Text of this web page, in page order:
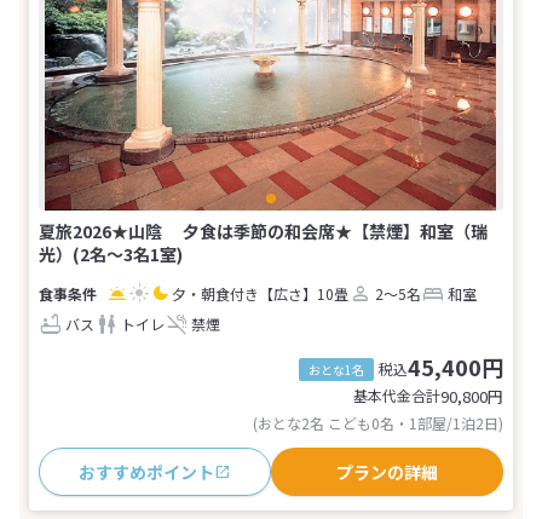
夏旅2026★山陰 夕食は季節の和会席★【禁煙】和室（瑞
光）(2名～3名1室)
夕・朝食付き 【広さ】10畳 2～5名
和室
バス
トイレ 禁煙
おとな1名 税込45,400円
基本代金合計90,800円
(おとな2名 こども0名・1部屋/1泊2日)
おすすめポイント プランの詳細